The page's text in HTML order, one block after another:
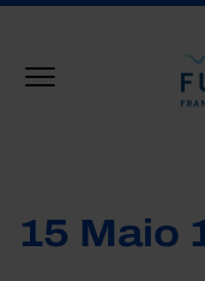
15 Maio